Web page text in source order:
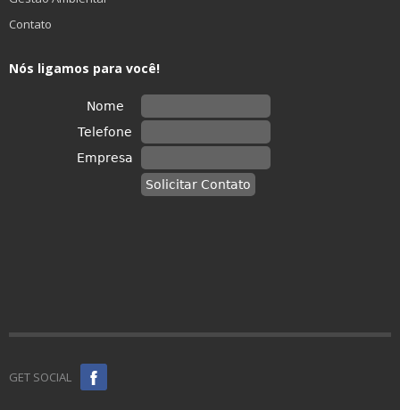
Contato
Nós ligamos para você!
GET SOCIAL